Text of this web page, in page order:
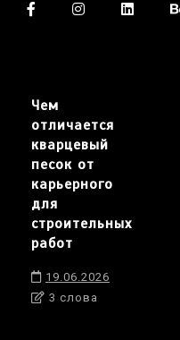
Чем
отличается
кварцевый
песок от
карьерного
для
строительных
работ
19.06.2026
3 слова